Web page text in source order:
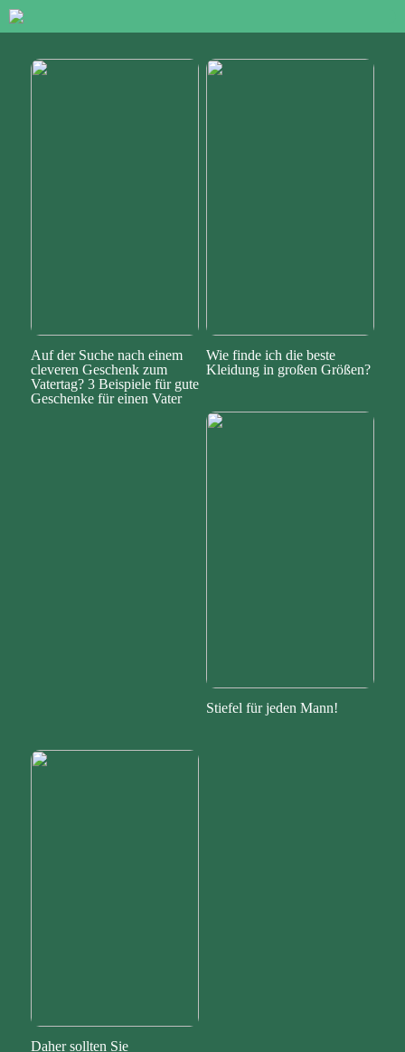
Auf der Suche nach einem
cleveren Geschenk zum
Vatertag? 3 Beispiele für gute
Geschenke für einen Vater
Wie finde ich die beste
Kleidung in großen Größen?
Stiefel für jeden Mann!
Daher sollten Sie